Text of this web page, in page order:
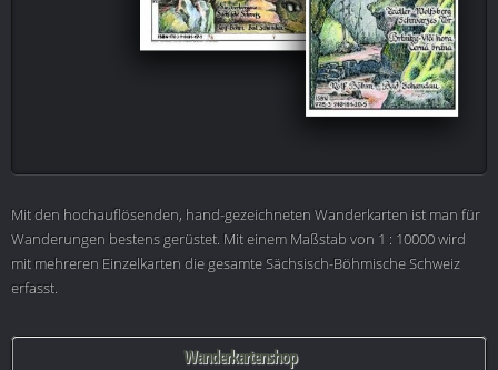
Mit den hochauflösenden, hand-gezeichneten Wanderkarten ist man für
Wanderungen bestens gerüstet. Mit einem Maßstab von 1 : 10000 wird
mit mehreren Einzelkarten die gesamte Sächsisch-Böhmische Schweiz
erfasst.
Wanderkartenshop